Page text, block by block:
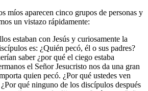
míos aparecen cinco grupos de personas y
un vistazo rápidamente:
estaban con Jesús y curiosamente la
es: ¿Quién pecó, él o sus padres?
saber ¿por qué el ciego estaba
el Señor Jesucristo nos da una gran
quien pecó. ¿Por qué ustedes ven
qué ninguno de los discípulos después